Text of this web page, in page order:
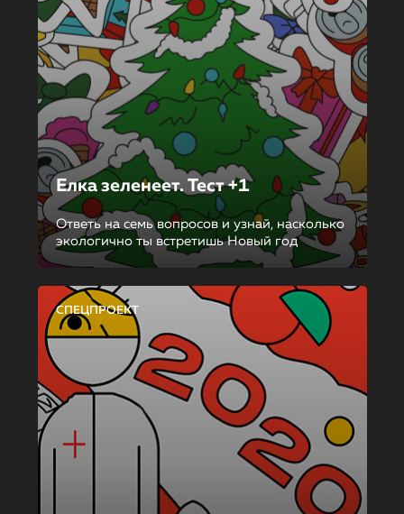
Елка зеленеет. Тест +1
Ответь на семь вопросов и узнай, насколько
экологично ты встретишь Новый год
СПЕЦПРОЕКТ